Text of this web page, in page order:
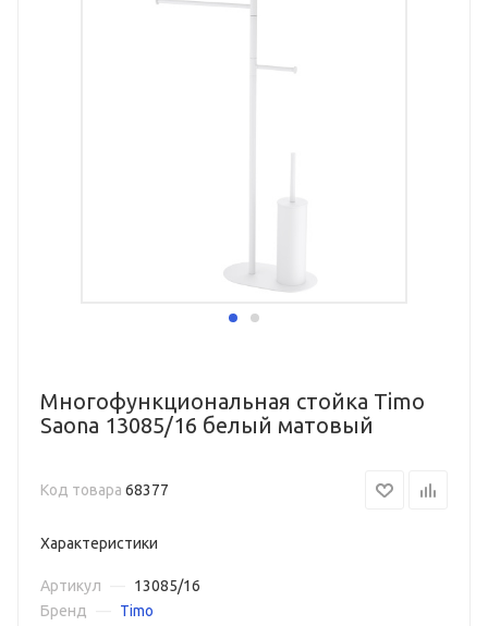
Многофункциональная стойка Timo
Saona 13085/16 белый матовый
Код товара 68377
Характеристики
Артикул
13085/16
Бренд
Timo